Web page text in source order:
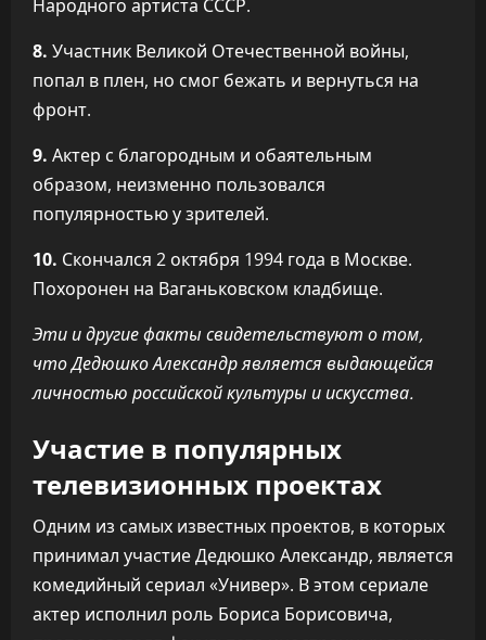
Народного артиста СССР.
8. Участник Великой Отечественной войны,
попал в плен, но смог бежать и вернуться на
фронт.
9. Актер с благородным и обаятельным
образом, неизменно пользовался
популярностью у зрителей.
10. Скончался 2 октября 1994 года в Москве.
Похоронен на Ваганьковском кладбище.
Эти и другие факты свидетельствуют о том,
что Дедюшко Александр является выдающейся
личностью российской культуры и искусства.
Участие в популярных
телевизионных проектах
Одним из самых известных проектов, в которых
принимал участие Дедюшко Александр, является
комедийный сериал «Универ». В этом сериале
актер исполнил роль Бориса Борисовича,